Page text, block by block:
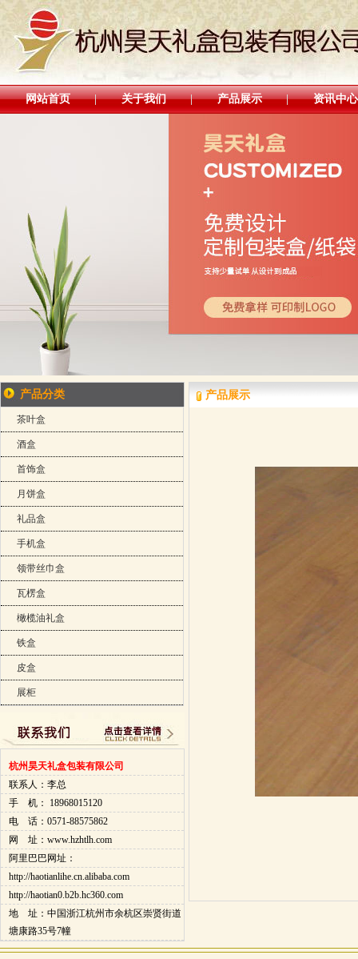
网站首页 关于我们 产品展示 资讯中心
产品分类
茶叶盒
酒盒
首饰盒
月饼盒
礼品盒
手机盒
领带丝巾盒
瓦楞盒
橄榄油礼盒
铁盒
皮盒
展柜
杭州昊天礼盒包装有限公司
联系人：李总
手 机： 18968015120
电 话：0571-88575862
网 址：www.hzhtlh.com
阿里巴巴网址：
http://haotianlihe.cn.alibaba.com
http://haotian0.b2b.hc360.com
地 址：中国浙江杭州市余杭区崇贤街道
塘康路35号7幢
产品展示